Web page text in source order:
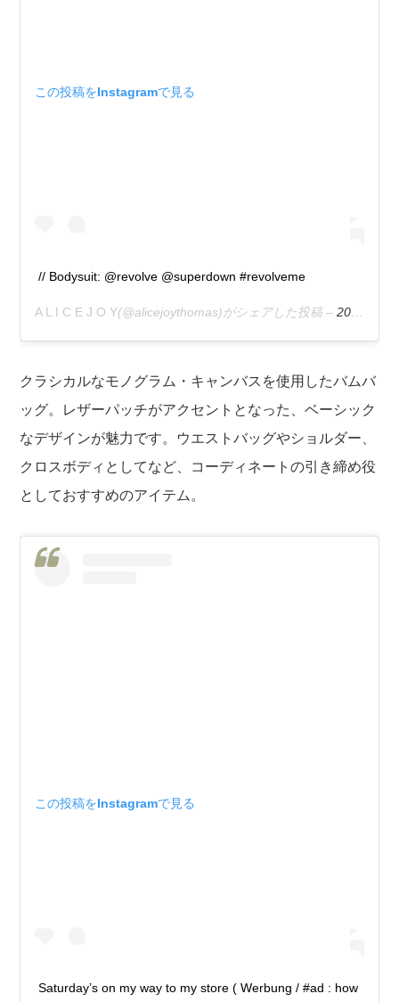
この投稿をInstagramで見る
// Bodysuit: @revolve @superdown #revolveme
A L I C E J O Y(@alicejoythomas)がシェアした投稿 –2020年 1月月15日午前8時27分PST
クラシカルなモノグラム・キャンバスを使用したバムバ
ッグ。レザーパッチがアクセントとなった、ベーシック
なデザインが魅力です。ウエストバッグやショルダー、
クロスボディとしてなど、コーディネートの引き締め役
としておすすめのアイテム。
この投稿をInstagramで見る
Saturday’s on my way to my store ( Werbung / #ad : how